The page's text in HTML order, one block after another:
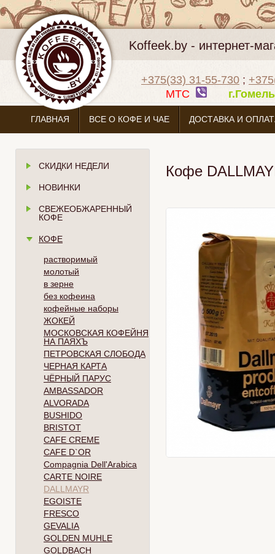
Koffeek.by - интернет-
+375(33) 31-55-730 ;
МТС
ГЛАВНАЯ ВСЕ О КОФЕ И ЧАЕ ДОСТАВКА И
СКИДКИ НЕДЕЛИ
НОВИНКИ
СВЕЖЕОБЖАРЕННЫЙ
КОФЕ
КОФЕ
растворимый
молотый
в зерне
без кофеина
кофейные наборы
ЖОКЕЙ
МОСКОВСКАЯ КОФЕЙНЯ
НА ПАЯХЪ
ПЕТРОВСКАЯ СЛОБОДА
ЧЕРНАЯ КАРТА
ЧЁРНЫЙ ПАРУС
AMBASSADOR
ALVORADA
BUSHIDO
BRISTOT
CAFE CREME
CAFE D`OR
Compagnia Dell'Arabica
CARTE NOIRE
DALLMAYR
EGOISTE
FRESCO
GEVALIA
GOLDEN MUHLE
GOLDBACH
Кофе